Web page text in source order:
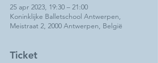
25 apr 2023, 19:30 – 21:00
Koninklijke Balletschool Antwerpen,
Meistraat 2, 2000 Antwerpen, België
Ticket